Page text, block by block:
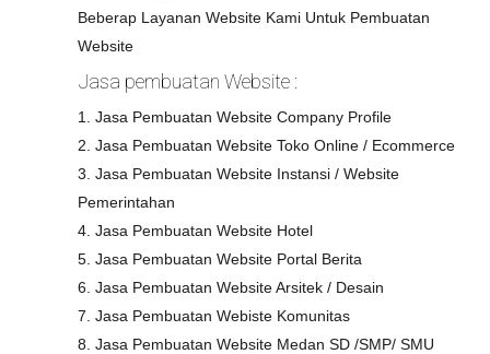
Beberap Layanan Website Kami Untuk Pembuatan
Website
Jasa pembuatan Website :
1. Jasa Pembuatan Website Company Profile
2. Jasa Pembuatan Website Toko Online / Ecommerce
3. Jasa Pembuatan Website Instansi / Website
Pemerintahan
4. Jasa Pembuatan Website Hotel
5. Jasa Pembuatan Website Portal Berita
6. Jasa Pembuatan Website Arsitek / Desain
7. Jasa Pembuatan Webiste Komunitas
8. Jasa Pembuatan Website Medan SD /SMP/ SMU